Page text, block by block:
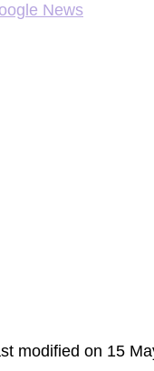
News
modified on 15